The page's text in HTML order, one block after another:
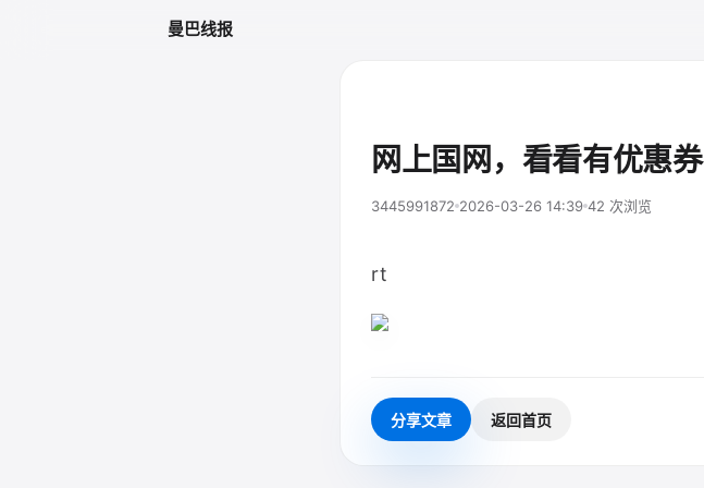
曼巴线报
网上国网，看看有优惠券
3445991872 2026-03-26 14:39 42 次浏览
rt
分享文章 返回首页